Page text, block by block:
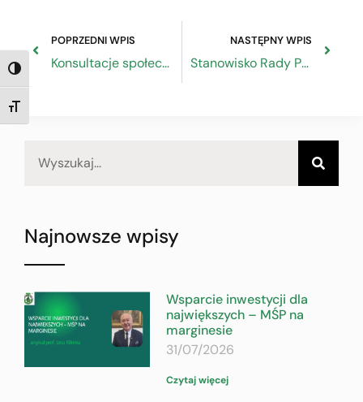
TOGGLE HIGH CONTRAST
TOGGLE FONT SIZE
POPRZEDNI WPIS
Konsultacje społeczne Umowy Partnerstwa na lata 2021-2027
NASTĘPNY WPIS
Stanowisko Rady Przedsiębiorczości. Coraz trudniejsza sytuacja finansowa naciska firmy do ponownego otwarcia swoich firm mimo ograniczeń.
Najnowsze wpisy
Wsparcie inwestycji dla
największych – MŚP na
marginesie
31/07/2026
Czytaj więcej